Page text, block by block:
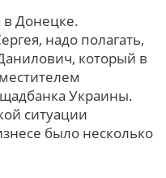
в Донецке.
надо полагать,
который в
Украины.
ситуации
было несколько